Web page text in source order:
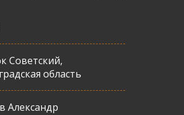
Советский,
область
Александр